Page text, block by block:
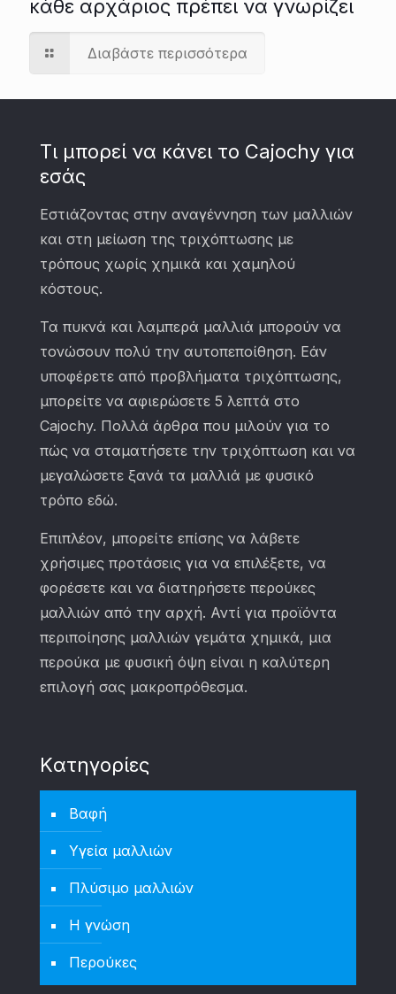
κάθε αρχάριος πρέπει να γνωρίζει
Διαβάστε περισσότερα
Τι μπορεί να κάνει το Cajochy για
εσάς
Εστιάζοντας στην αναγέννηση των μαλλιών
και στη μείωση της τριχόπτωσης με
τρόπους χωρίς χημικά και χαμηλού
κόστους.
Τα πυκνά και λαμπερά μαλλιά μπορούν να
τονώσουν πολύ την αυτοπεποίθηση. Εάν
υποφέρετε από προβλήματα τριχόπτωσης,
μπορείτε να αφιερώσετε 5 λεπτά στο
Cajochy. Πολλά άρθρα που μιλούν για το
πώς να σταματήσετε την τριχόπτωση και να
μεγαλώσετε ξανά τα μαλλιά με φυσικό
τρόπο εδώ.
Επιπλέον, μπορείτε επίσης να λάβετε
χρήσιμες προτάσεις για να επιλέξετε, να
φορέσετε και να διατηρήσετε περούκες
μαλλιών από την αρχή. Αντί για προϊόντα
περιποίησης μαλλιών γεμάτα χημικά, μια
περούκα με φυσική όψη είναι η καλύτερη
επιλογή σας μακροπρόθεσμα.
Kατηγορίες
Βαφή
Υγεία μαλλιών
Πλύσιμο μαλλιών
Η γνώση
Περούκες